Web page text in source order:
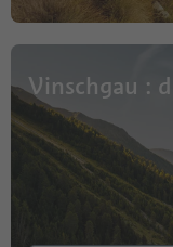
Vinschgau :